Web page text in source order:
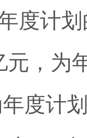
度计
元，为
度计